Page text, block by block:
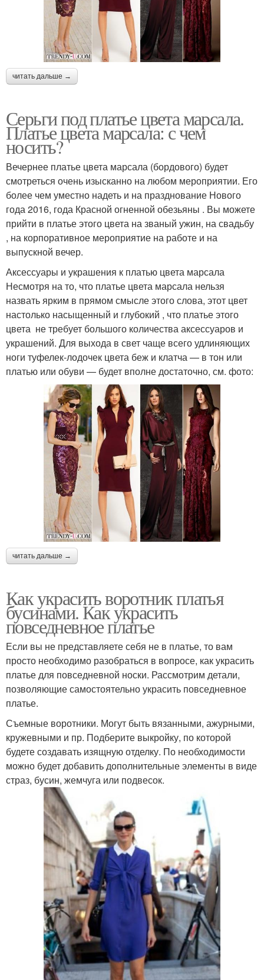
читать дальше →
Серьги под платье цвета марсала.
Платье цвета марсала: с чем
носить?
Вечернее платье цвета марсала (бордового) будет
смотреться очень изысканно на любом мероприятии. Его
более чем уместно надеть и на празднование Нового
года 2016, года Красной огненной обезьяны . Вы можете
прийти в платье этого цвета на званый ужин, на свадьбу
, на корпоративное мероприятие на работе и на
выпускной вечер.
Аксессуары и украшения к платью цвета марсала
Несмотря на то, что платье цвета марсала нельзя
назвать ярким в прямом смысле этого слова, этот цвет
настолько насыщенный и глубокий , что платье этого
цвета не требует большого количества аксессуаров и
украшений. Для выхода в свет чаще всего удлиняющих
ноги туфелек-лодочек цвета беж и клатча — в тон или
платью или обуви — будет вполне достаточно, см. фото:
читать дальше →
Как украсить воротник платья
бусинами. Как украсить
повседневное платье
Если вы не представляете себя не в платье, то вам
просто необходимо разобраться в вопросе, как украсить
платье для повседневной носки. Рассмотрим детали,
позволяющие самостоятельно украсить повседневное
платье.
Съемные воротники. Могут быть вязанными, ажурными,
кружевными и пр. Подберите выкройку, по которой
будете создавать изящную отделку. По необходимости
можно будет добавить дополнительные элементы в виде
страз, бусин, жемчуга или подвесок.